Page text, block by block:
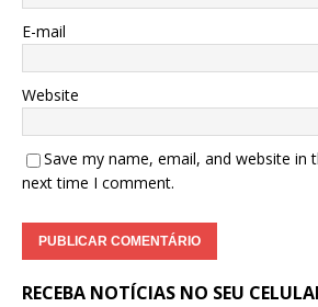
E-mail
Website
Save my name, email, and website in
next time I comment.
RECEBA NOTÍCIAS NO SEU